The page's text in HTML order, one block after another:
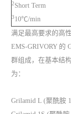
2Short Term
310℃/min
满足最高要求的高
EMS-GRIVORY 的
群组成，在基本结
为：
Grilamid L (聚酰胺